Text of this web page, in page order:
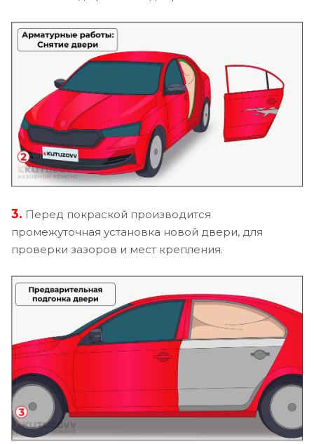
3. Перед покраской производится
промежуточная установка новой двери, для
проверки зазоров и мест крепления.